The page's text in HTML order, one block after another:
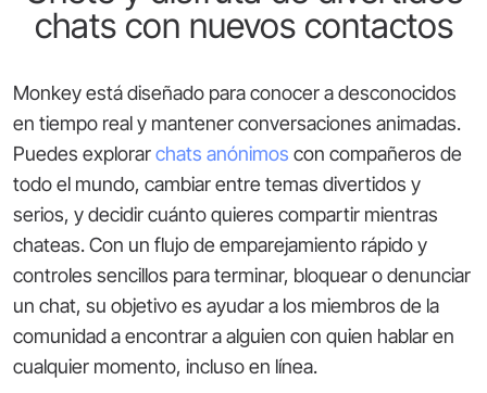
chats con nuevos contactos
Monkey está diseñado para conocer a desconocidos
en tiempo real y mantener conversaciones animadas.
Puedes explorarchats anónimos con compañeros de
todo el mundo, cambiar entre temas divertidos y
serios, y decidir cuánto quieres compartir mientras
chateas. Con un flujo de emparejamiento rápido y
controles sencillos para terminar, bloquear o denunciar
un chat, su objetivo es ayudar a los miembros de la
comunidad a encontrar a alguien con quien hablar en
cualquier momento, incluso en línea.